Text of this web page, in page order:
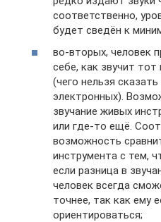
соответственно,
будет сведён к
во-вторых, человек
себе, как звучит
(чего нельзя
электронных).
звучание живых
или где-то ещё.
возможность
инструмента с тем,
если разница в
человек всегда
точнее, так как ему
ориентироваться;